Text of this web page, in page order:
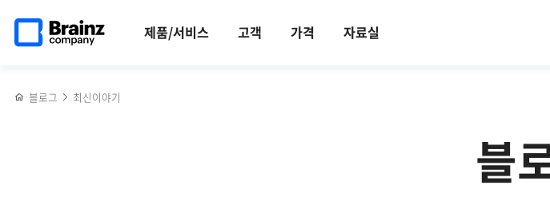
건너뛰기
제품/서비스 고객 가격 자료실
페이지로
블로그 최신이야기
블
브레인즈컴퍼니
신년회,
돌아보고
2024년을
공유하기
공유하기
공유하기
공유하기
(Zenius),
웰메이드
언론사에서도
주목하다